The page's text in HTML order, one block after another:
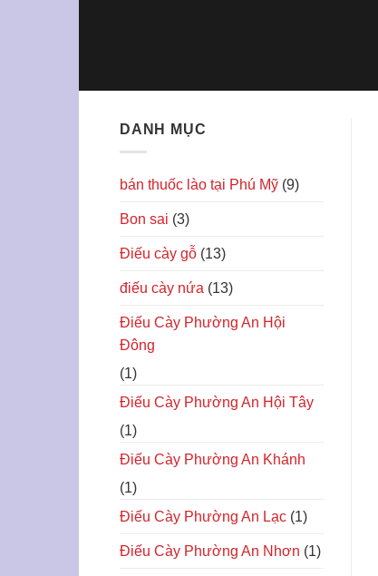
DANH MỤC
bán thuốc lào tại Phú Mỹ (9)
Bon sai (3)
Điếu cày gỗ (13)
điếu cày nứa (13)
Điếu Cày Phường An Hội
Đông
(1)
Điếu Cày Phường An Hội Tây
(1)
Điếu Cày Phường An Khánh
(1)
Điếu Cày Phường An Lạc (1)
Điếu Cày Phường An Nhơn (1)